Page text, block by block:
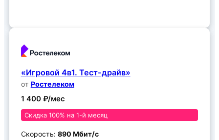
«Игровой 4в1. Тест-драйв»
от Ростелеком
1 400 ₽/мес
Скидка 100% на 1-й месяц
Скорость: 890 Мбит/с